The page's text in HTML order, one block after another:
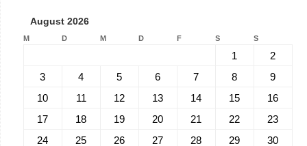
August 2026
M D M D F S S
1
2
3
4 5 6 7 8
9
10
11 12 13 14 15
16
17
18 19 20 21 22
23
24
25 26 27 28 29
30